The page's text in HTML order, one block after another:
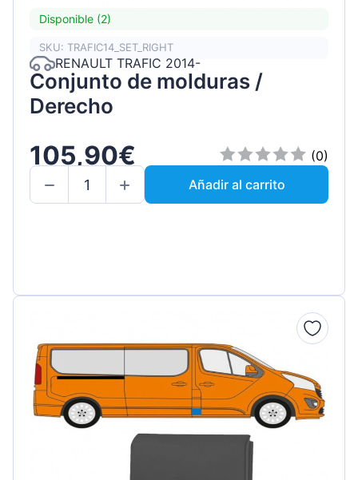
Disponible (2)
SKU: TRAFIC14_SET_RIGHT
RENAULT TRAFIC 2014-
Conjunto de molduras /
Derecho
105,90€
(0)
Añadir al carrito